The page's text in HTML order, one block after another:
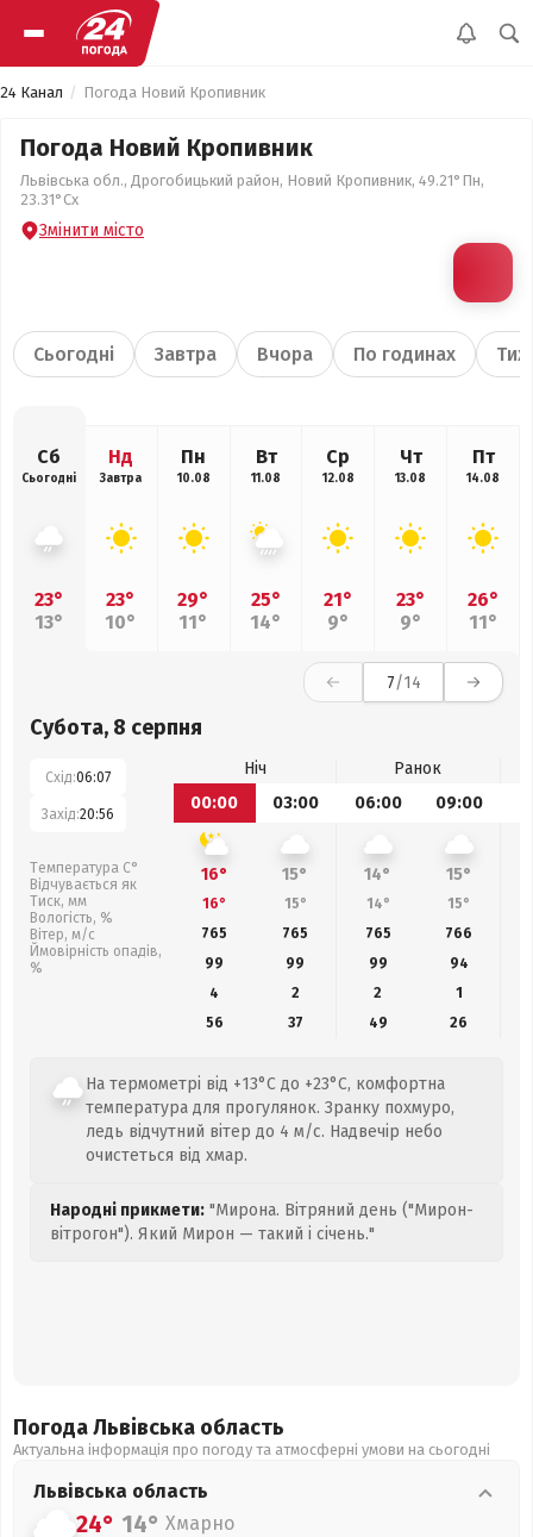
24 Канал Погода Новий Кропивник
Погода Новий Кропивник
Львівська обл., Дрогобицький район, Новий Кропивник, 49.21°Пн,
23.31°Сх
Змінити місто
Сьогодні Завтра Вчора По годинах
Сб
Сьогодні
23°
13°
Нд
Завтра
23°
10°
Пн
10.08
29°
11°
Вт
11.08
25°
14°
Ср
12.08
21°
9°
Чт
13.08
23°
9°
Пт
14.08
26°
11°
7/14
Субота, 8 серпня
Схід:06:07
Захід:20:56
Температура С°
Відчувається як
Тиск, мм
Вологість, %
Вітер, м/с
Ймовірність опадів,
%
Ніч
Ранок
00:00
03:00 06:00 09:00
16° 15° 14° 15°
16° 15° 14° 15°
765
765 765 766
99
99 99 94
4
2 2
1
56
37 49 26
На термометрі від +13°C до +23°C, комфортна
температура для прогулянок. Зранку похмуро,
ледь відчутний вітер до 4 м/с. Надвечір небо
очистеться від хмар.
Народні прикмети: "Мирона. Вітряний день ("Мирон-
вітрогон"). Який Мирон — такий і січень."
Погода Львівська область
Актуальна інформація про погоду та атмосферні умови на сьогодні
Львівська область
24° 14° Хмарно